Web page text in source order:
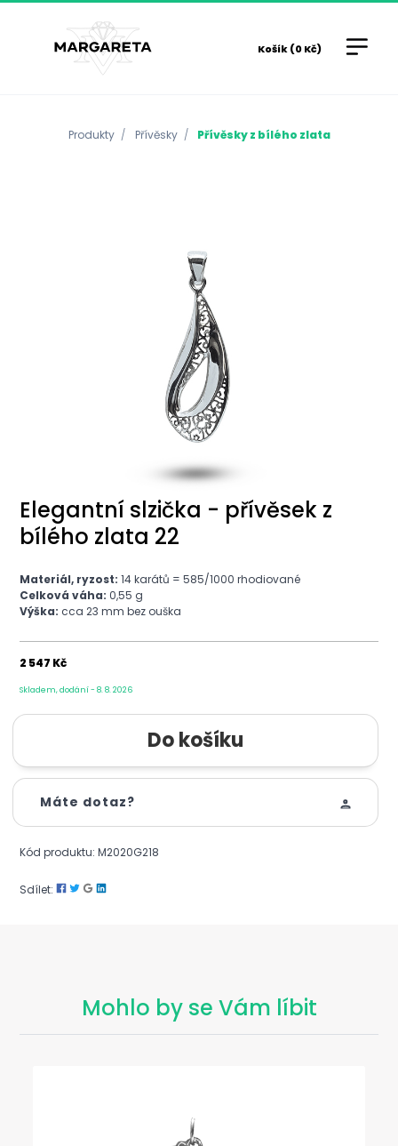
Košík (0 Kč)
Produkty Přívěsky Přívěsky z bílého zlata
Elegantní slzička - přívěsek z
bílého zlata 22
Materiál, ryzost: 14 karátů = 585/1000 rhodiované
Celková váha: 0,55 g
Výška: cca 23 mm bez ouška
2 547 Kč
Skladem, dodání - 8. 8. 2026
Máte dotaz?
Kód produktu: M2020G218
Sdílet:
Mohlo by se Vám líbit